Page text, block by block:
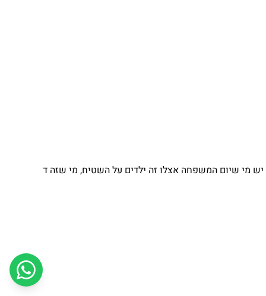
יש מי שיום המשפחה אצלו זה ילדים על השטיח, מי שזה ד